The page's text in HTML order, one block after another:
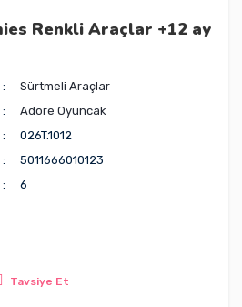
Renkli Araçlar +12 ay
Sürtmeli Araçlar
Adore Oyuncak
026T.1012
5011666010123
6
Tavsiye Et